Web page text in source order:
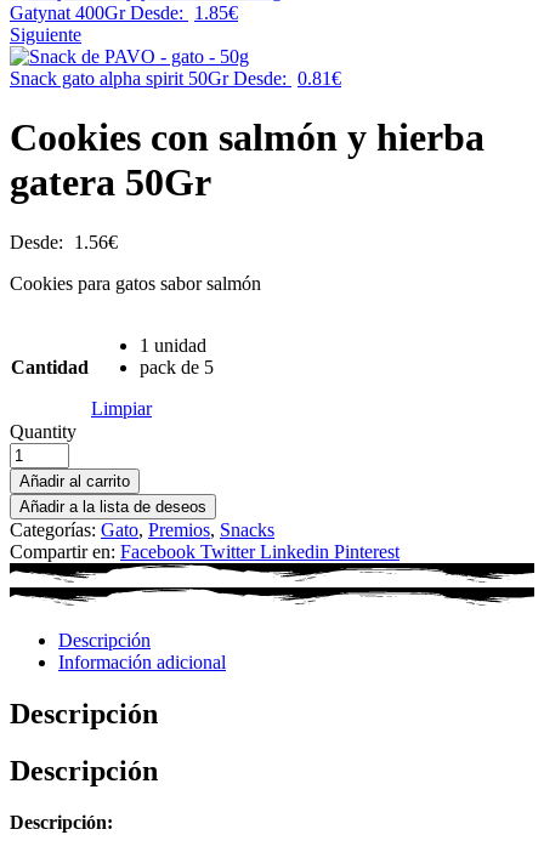
Gatynat 400Gr Desde: 1.85€
Siguiente
Snack gato alpha spirit 50Gr Desde: 0.81€
Cookies con salmón y hierba
gatera 50Gr
Desde: 1.56€
Cookies para gatos sabor salmón
Cantidad
1 unidad
pack de 5
Limpiar
Quantity
Añadir al carrito
Añadir a la lista de deseos
Categorías: Gato, Premios, Snacks
Compartir en: Facebook Twitter Linkedin Pinterest
Descripción
Información adicional
Descripción
Descripción
Descripción: